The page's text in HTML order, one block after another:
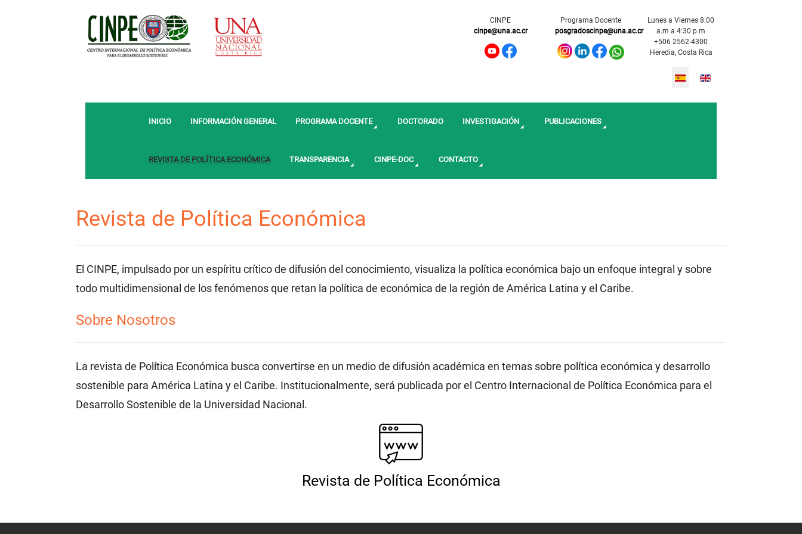
CINPE
cinpe@una.ac.cr
Programa Docente
posgradoscinpe@una.ac.cr
Lunes a Viernes 8:00
a.m a 4:30 p.m
+506 2562-4300
Heredia, Costa Rica
Seleccione su idioma
INICIO INFORMACIÓN GENERAL PROGRAMA DOCENTE DOCTORADO INVESTIGACIÓN PUBLICACIONES
REVISTA DE POLÍTICA ECONÓMICA TRANSPARENCIA CINPE-DOC CONTACTO
Revista de Política Económica
El CINPE, impulsado por un espíritu crítico de difusión del conocimiento, visualiza la política económica bajo un enfoque integral y sobre
todo multidimensional de los fenómenos que retan la política de económica de la región de América Latina y el Caribe.
Sobre Nosotros
La revista de Política Económica busca convertirse en un medio de difusión académica en temas sobre política económica y desarrollo
sostenible para América Latina y el Caribe. Institucionalmente, será publicada por el Centro Internacional de Política Económica para el
Desarrollo Sostenible de la Universidad Nacional.
Revista de Política Económica